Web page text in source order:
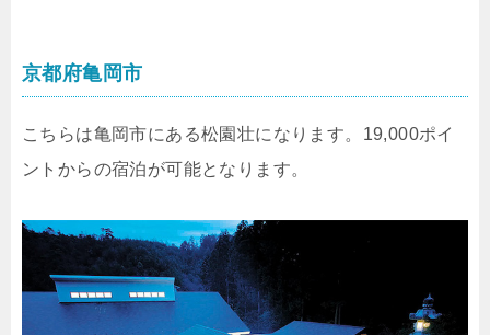
京都府亀岡市
こちらは亀岡市にある松園壮になります。19,000ポイ
ントからの宿泊が可能となります。